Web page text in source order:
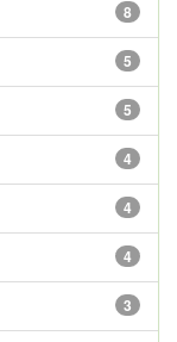
8
5
5
4
4
4
3